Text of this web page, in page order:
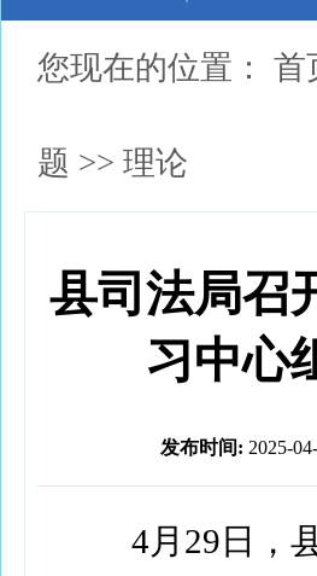
您现在的位置： 首
题 >> 理论
县司法局召
习中心
发布时间: 2025-
4月29日，县